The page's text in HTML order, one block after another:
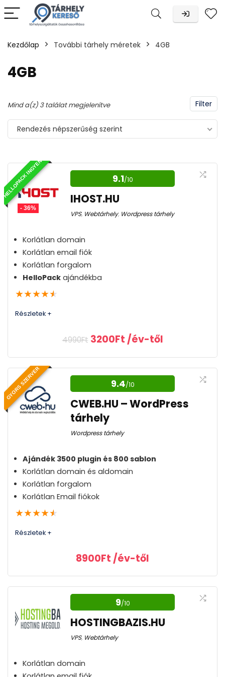
Kezdőlap További tárhely méretek 4GB
4GB
Filter
Mind a(z) 3 találat megjelenítveSorted
by
popularity
Rendezés népszerűség szerint
HELLOPACK INGYEN
- 36%
9.1/10
IHOST.HU
VPS, Webtárhely, Wordpress tárhely
Korlátlan domain
Korlátlan email fiók
Korlátlan forgalom
HelloPack ajándékba
★★★★★
Részletek +
4990Ft Original
was:
4990Ft.
3200FtCurrent
price
is:
3200Ft.
/év-től
WordPress optimalizált
szerverek és infrastruktúra
WordPress optimalizált szerverek és
infrastruktúra biztosítsák a gyors betöltési időt
és az optimális teljesítményt a webhelyek
Megbízhatóság
Sebesség
Ügyfélszolgálat
Ár
Ingyen SSL
HelloPack ajándékba
Redis, Memcached cache
GYORS SZERVER 9.4/10
CWEB.HU – WordPress
tárhely
Wordpress tárhely
Ajándék 3500 plugin és 800 sablon
Korlátlan domain és aldomain
Korlátlan forgalom
Korlátlan Email fiókok
★★★★★
Részletek +
8900Ft /év-től
Kiváló ár/érték arány
Példa nélküli ügyféltámogatás és verhetetlen
szolgáltatás. Itt a minőség fordítottan arányos
Megbízhatóság
9/10
HOSTINGBAZIS.HU
VPS, Webtárhely
Korlátlan domain